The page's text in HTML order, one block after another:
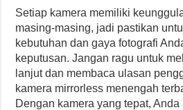
Setiap kamera memiliki
masing-masing, jadi pastikan
kebutuhan dan gaya fotografi
keputusan. Jangan ragu untuk
lanjut dan membaca ulasan
kamera mirrorless menengah
Dengan kamera yang tepat,